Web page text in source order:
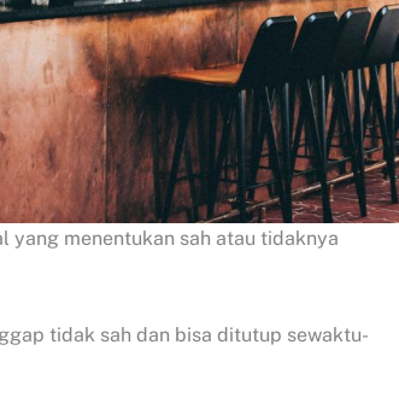
yang menentukan sah atau tidaknya
tidak sah dan bisa ditutup sewaktu-